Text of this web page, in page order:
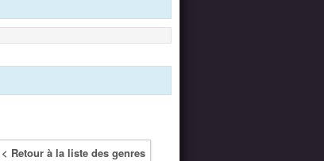
< Retour à la liste des genres